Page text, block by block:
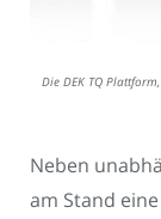
Die DEK TQ
Neben
am Stand